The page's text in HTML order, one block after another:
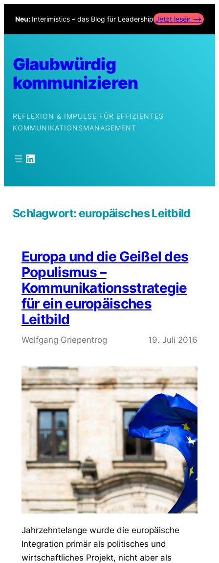
Inhalt
Neu: Interimistics – das Blog für Leadership Jetzt lesen –>
Glaubwürdig
kommunizieren
REFLEXION & IMPULSE FÜR EFFIZIENTES
KOMMUNIKATIONSMANAGEMENT
LinkedIn
Schlagwort: europäisches Leitbild
Europa und die Geißel des
Populismus –
Kommunikationsstrategie
für ein europäisches
Leitbild
Wolfgang Griepentrog 19. Juli 2016
Jahrzehntelange wurde die europäische
Integration primär als politisches und
wirtschaftliches Projekt, nicht aber als